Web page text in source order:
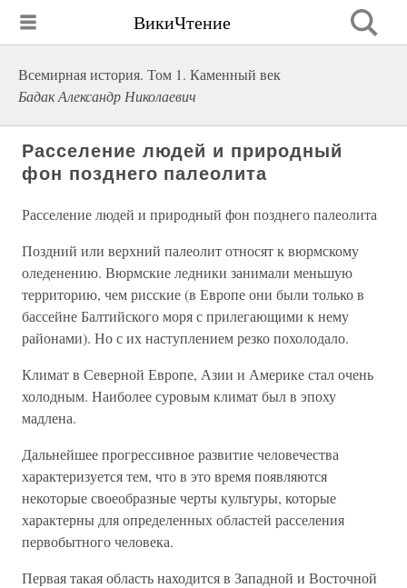
ВикиЧтение
Всемирная история. Том 1. Каменный век
Бадак Александр Николаевич
Расселение людей и природный
фон позднего палеолита
Расселение людей и природный фон позднего палеолита
Поздний или верхний палеолит относят к вюрмскому
оледенению. Вюрмские ледники занимали меньшую
территорию, чем рисские (в Европе они были только в
бассейне Балтийского моря с прилегающими к нему
районами). Но с их наступлением резко похолодало.
Климат в Северной Европе, Азии и Америке стал очень
холодным. Наиболее суровым климат был в эпоху
мадлена.
Дальнейшее прогрессивное развитие человечества
характеризуется тем, что в это время появляются
некоторые своеобразные черты культуры, которые
характерны для определенных областей расселения
первобытного человека.
Первая такая область находится в Западной и Восточной